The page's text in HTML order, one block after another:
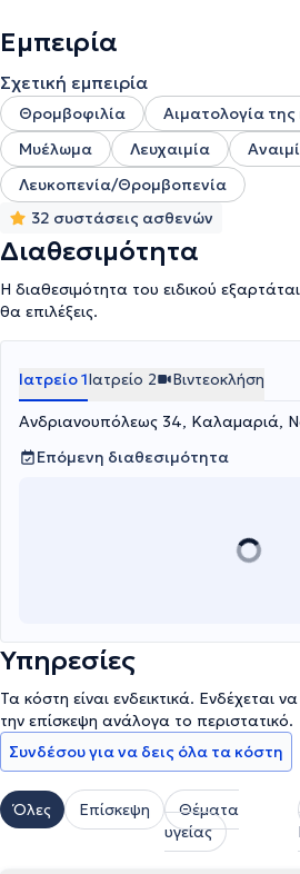
Νοσοκομείο Αθηνών "Ο Ευαγγελισμός"
Γενικό Νοσοκομείο ΑΧΕΠΑ στη
σήμερα είναι ακαδημαϊκή συνεργάτης στην Ιατρική Σχολή
Αριστοτελείου Πανεπιστημίου
Εμπειρία
Σχετική εμπειρία
Θρομβοφιλία Αιματολογία
Μυέλωμα
Λευχαιμία
Λευκοπενία/Θρομβοπενία
32 συστάσεις ασθενών
Διαθεσιμότητα
Η διαθεσιμότητα του ειδικού
θα επιλέξεις.
Ιατρείο 1Ιατρείο 2 Βιντεοκλήση
Ανδριανουπόλεως 34, Καλαμαριά,
Επόμενη διαθεσιμότητα
Υπηρεσίες
Τα κόστη είναι ενδεικτικά. Ενδέχεται
την επίσκεψη ανάλογα το περιστατικό.
Συνδέσου για να δεις όλα τα κόστη
Όλες Επίσκεψη
Θέματα
υγείας